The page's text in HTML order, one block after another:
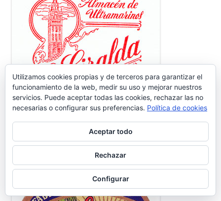
FÁBRICA DE CONSERVAS SUR
Utilizamos cookies propias y de terceros para garantizar el
funcionamiento de la web, medir su uso y mejorar nuestros
servicios. Puede aceptar todas las cookies, rechazar las no
necesarias o configurar sus preferencias. Política de cookies
Aceptar todo
Rechazar
Configurar